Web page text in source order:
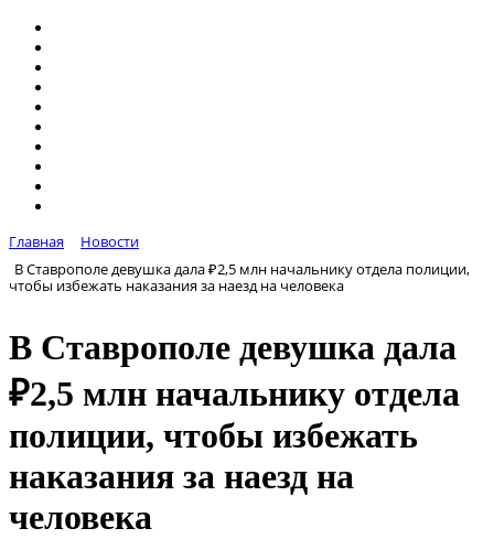
Главная
Новости
В Ставрополе девушка дала ₽2,5 млн начальнику отдела полиции,
чтобы избежать наказания за наезд на человека
В Ставрополе девушка дала
₽2,5 млн начальнику отдела
полиции, чтобы избежать
наказания за наезд на
человека